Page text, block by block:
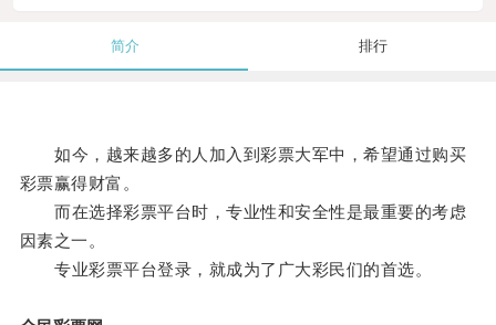
简介 排行
如今，越来越多的人加入到彩票大军中，希望通过购买
彩票赢得财富。
而在选择彩票平台时，专业性和安全性是最重要的考虑
因素之一。
专业彩票平台登录，就成为了广大彩民们的首选。